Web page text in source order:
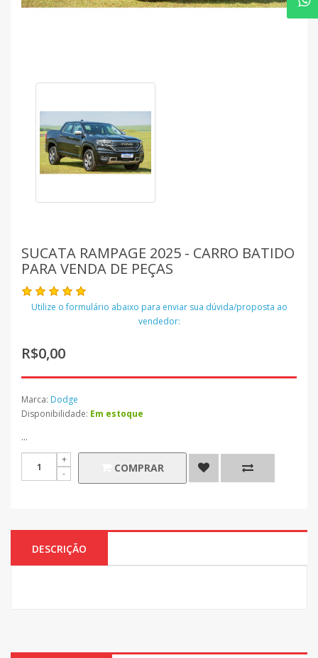
SUCATA RAMPAGE 2025 - CARRO BATIDO
PARA VENDA DE PEÇAS
Utilize o formulário abaixo para enviar sua dúvida/proposta ao
vendedor:
R$0,00
Marca: Dodge
Disponibilidade: Em estoque
...
COMPRAR
DESCRIÇÃO